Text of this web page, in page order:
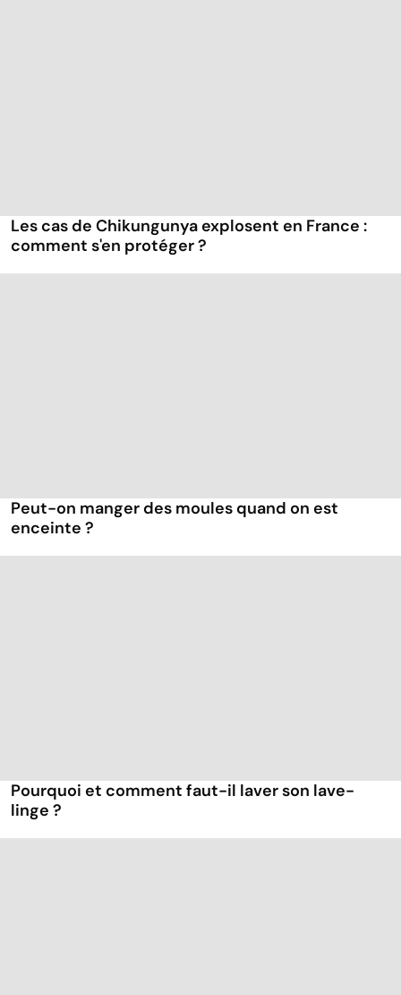
Les cas de Chikungunya explosent en France :
comment s'en protéger ?
Peut-on manger des moules quand on est
enceinte ?
Pourquoi et comment faut-il laver son lave-
linge ?